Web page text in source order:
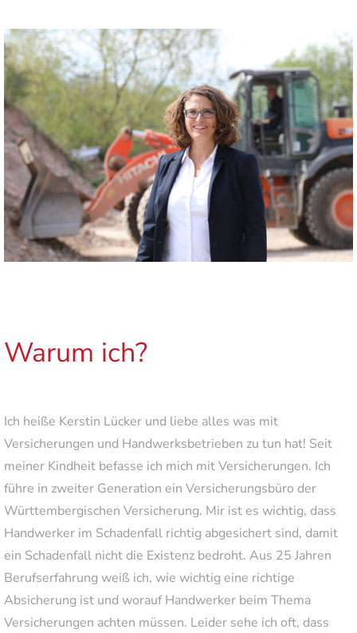
Warum ich?
Ich heiße Kerstin Lücker und liebe alles was mit
Versicherungen und Handwerksbetrieben zu tun hat! Seit
meiner Kindheit befasse ich mich mit Versicherungen. Ich
führe in zweiter Generation ein Versicherungsbüro der
Württembergischen Versicherung. Mir ist es wichtig, dass
Handwerker im Schadenfall richtig abgesichert sind, damit
ein Schadenfall nicht die Existenz bedroht. Aus 25 Jahren
Berufserfahrung weiß ich, wie wichtig eine richtige
Absicherung ist und worauf Handwerker beim Thema
Versicherungen achten müssen. Leider sehe ich oft, dass